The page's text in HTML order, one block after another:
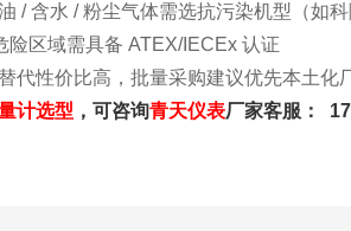
/ 含水 / 粉尘气体需选抗污染机型（如科
险区域需具备 ATEX/IECEx 认证
代性价比高，批量采购建议优先本土化
计选型 ，可咨询青天仪表厂家客服：